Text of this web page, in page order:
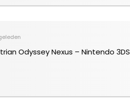
Odyssey Nexus – Nintendo 3DS